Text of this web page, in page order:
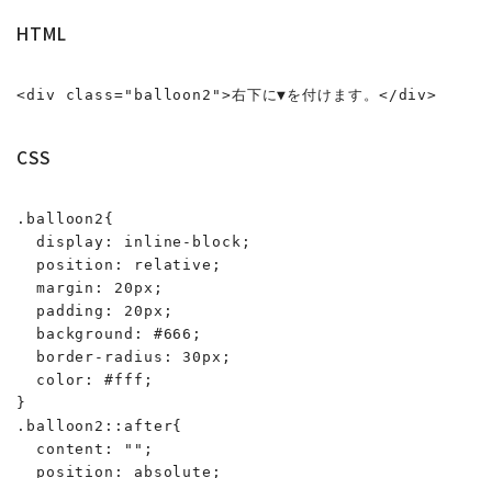
HTML
<div class="balloon2">右下に▼を付けます。</div>
CSS
.balloon2{
  display: inline-block;
  position: relative;
  margin: 20px;
  padding: 20px;
  background: #666;
  border-radius: 30px;
  color: #fff;
}
.balloon2::after{
  content: "";
  position: absolute;